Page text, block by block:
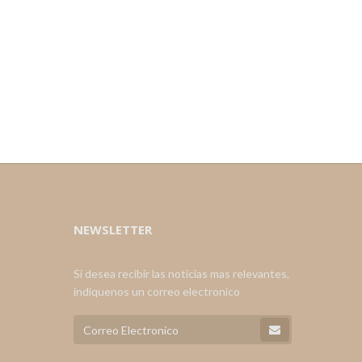
NEWSLETTER
Si desea recibir las noticias mas relevantes,
indiquenos un correo electronico